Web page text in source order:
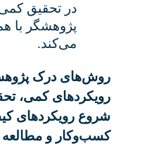
در تحقیق
پژوهشگر با
می‌کند.
روش‌های درک
رویکردهای کمی،
شروع رویکردهای
کسب‌وکار و مطالعه